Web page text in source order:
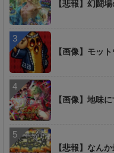
【悲報】幻闘
【画像】モッ
【画像】地味
【悲報】なん